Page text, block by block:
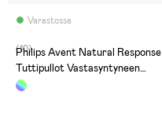
Varastossa
(10)
Philips Avent Natural Response
Tuttipullot Vastasyntyneen
Aloituspakkaus AirFree